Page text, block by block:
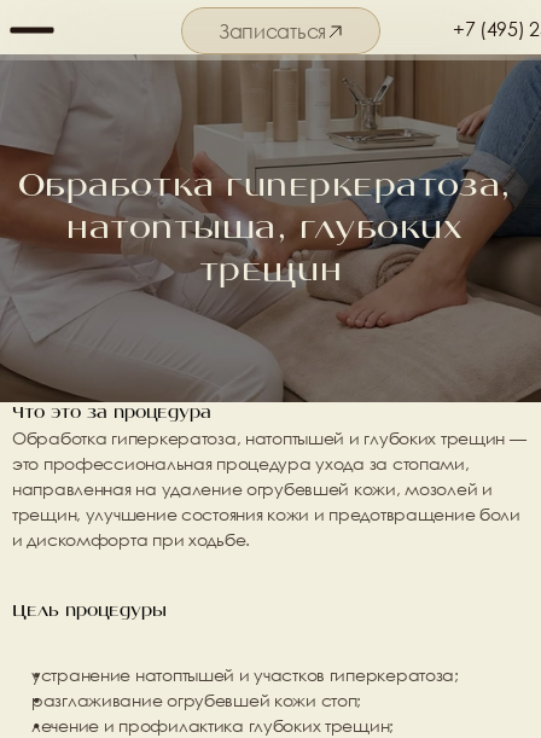
Записаться
Подробнее о салоне
+7 (495)
Обработка гиперкератоза,
натоптыша, глубоких
трещин
Что это за процедура
Обработка гиперкератоза, натоптышей и глубоких трещин —
это профессиональная процедура ухода за стопами,
направленная на удаление огрубевшей кожи, мозолей и
трещин, улучшение состояния кожи и предотвращение боли
и дискомфорта при ходьбе.
Цель процедуры
устранение натоптышей и участков гиперкератоза;
разглаживание огрубевшей кожи стоп;
лечение и профилактика глубоких трещин;